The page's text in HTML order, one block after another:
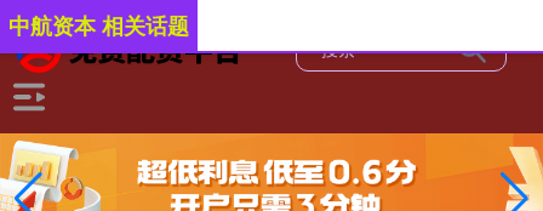
中航资本 相关话题